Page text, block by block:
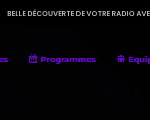
DE VOTRE RADIO AVEC UNE
Programmes